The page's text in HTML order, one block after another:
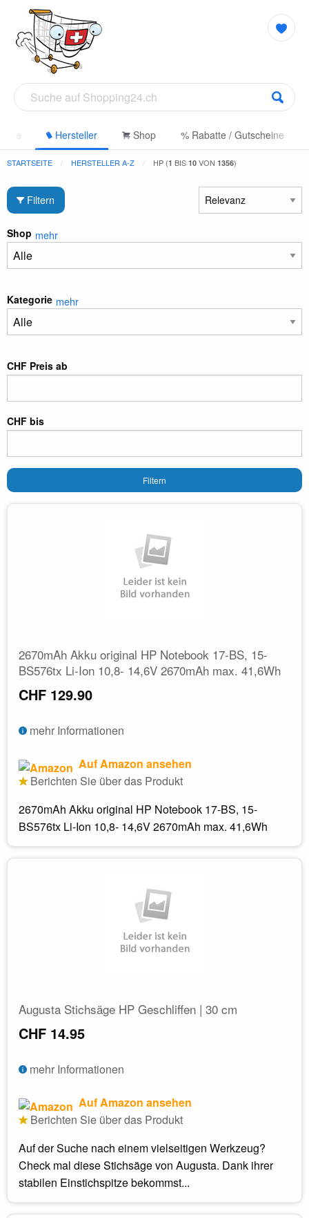
Hersteller Shop % Rabatte / Gutscheine
STARTSEITE HERSTELLER A-Z HP (1 BIS 10 VON 1356)
Filtern
Shop mehr
Kategorie mehr
CHF Preis ab
CHF bis
Filtern
2670mAh Akku original HP Notebook 17-BS, 15-
BS576tx Li-Ion 10,8- 14,6V 2670mAh max. 41,6Wh
CHF 129.90
mehr Informationen
Auf Amazon ansehen
Berichten Sie über das Produkt
2670mAh Akku original HP Notebook 17-BS, 15-
BS576tx Li-Ion 10,8- 14,6V 2670mAh max. 41,6Wh
Augusta Stichsäge HP Geschliffen | 30 cm
CHF 14.95
mehr Informationen
Auf Amazon ansehen
Berichten Sie über das Produkt
Auf der Suche nach einem vielseitigen Werkzeug?
Check mal diese Stichsäge von Augusta. Dank ihrer
stabilen Einstichspitze bekommst...